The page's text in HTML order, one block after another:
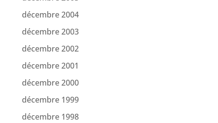
décembre 2004
décembre 2003
décembre 2002
décembre 2001
décembre 2000
décembre 1999
décembre 1998